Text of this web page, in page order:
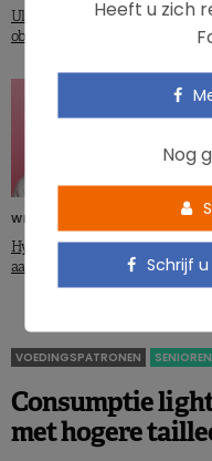
Ultrabewerkt voedsel voor
obesitas voor het kind?
WETENSCHAP & NEWS
Hypnose, een hulpmiddel in de
aanpak van obesitas?
VOEDINGSPATRONEN SENIOREN
Consumptie
met hogere
Heeft u zich
Nog
Schrijf